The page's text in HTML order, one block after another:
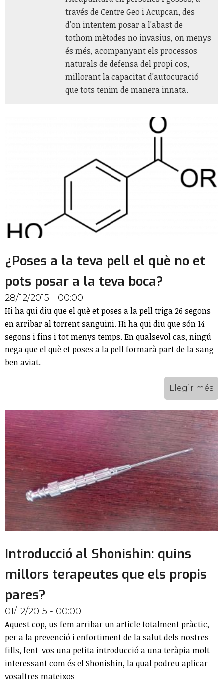
través de Centre Geo i Acupcan, des
d'on intentem posar a l'abast de
tothom mètodes no invasius, on menys
és més, acompanyant els processos
naturals de defensa del propi cos,
millorant la capacitat d'autocuració
que tots tenim de manera innata.
¿Poses a la teva pell el què no et
pots posar a la teva boca?
28/12/2015 - 00:00
Hi ha qui diu que el què et poses a la pell triga 26 segons
en arribar al torrent sanguini. Hi ha qui diu que són 14
segons i fins i tot menys temps. En qualsevol cas, ningú
nega que el què et poses a la pell formarà part de la sang
ben aviat.
Llegir més
Introducció al Shonishin: quins
millors terapeutes que els propis
pares?
01/12/2015 - 00:00
Aquest cop, us fem arribar un article totalment pràctic,
per a la prevenció i enfortiment de la salut dels nostres
fills, fent-vos una petita introducció a una teràpia molt
interessant com és el Shonishin, la qual podreu aplicar
vosaltres mateixos